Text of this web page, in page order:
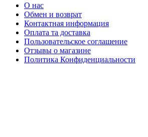
О нас
Обмен и возврат
Контактная информация
Оплата та доставка
Пользовательское соглашение
Отзывы о магазине
Политика Конфиденциальности